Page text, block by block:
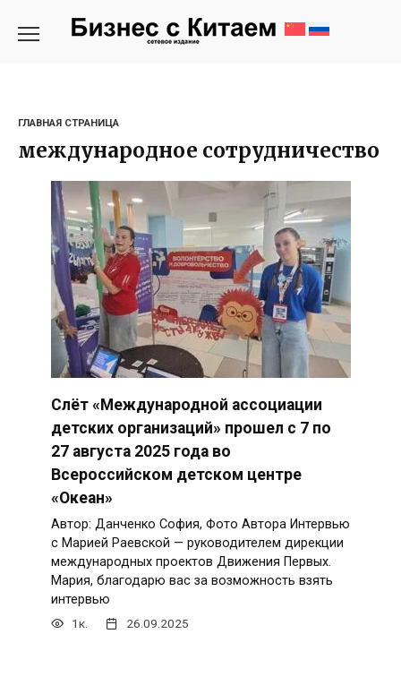
ГЛАВНАЯ СТРАНИЦА
международное сотрудничество
Слёт «Международной ассоциации
детских организаций» прошел c 7 по
27 августа 2025 года во
Всероссийском детском центре
«Океан»
Автор: Данченко София, Фото Автора Интервью
с Марией Раевской — руководителем дирекции
международных проектов Движения Первых.
Мария, благодарю вас за возможность взять
интервью
1к. 26.09.2025